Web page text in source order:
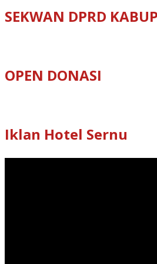
SEKWAN DPRD
OPEN DONASI
Iklan Hotel Sernu